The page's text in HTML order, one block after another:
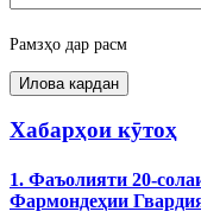
Рамзҳо дар расм
Хабарҳои кӯтоҳ
1. Фаъолияти 20-
Фармондеҳии